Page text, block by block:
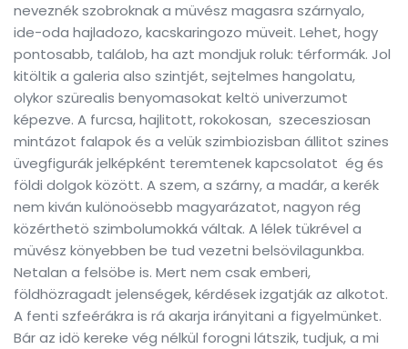
neveznék szobroknak a müvész magasra szárnyalo,
ide-oda hajladozo, kacskaringozo müveit. Lehet, hogy
pontosabb, találob, ha azt mondjuk roluk: térformák. Jol
kitöltik a galeria also szintjét, sejtelmes hangolatu,
olykor szürealis benyomasokat keltö univerzumot
képezve. A furcsa, hajlitott, rokokosan, szecesziosan
mintázot falapok és a velük szimbiozisban állitot szines
üvegfigurák jelképként teremtenek kapcsolatot ég és
földi dolgok között. A szem, a szárny, a madár, a kerék
nem kiván kulönoösebb magyarázatot, nagyon rég
közérthetö szimbolumokká váltak. A lélek tükrével a
müvész könyebben be tud vezetni belsövilagunkba.
Netalan a felsöbe is. Mert nem csak emberi,
földhözragadt jelenségek, kérdések izgatják az alkotot.
A fenti szfeérákra is rá akarja irányitani a figyelmünket.
Bár az idö kereke vég nélkül forogni látszik, tudjuk, a mi